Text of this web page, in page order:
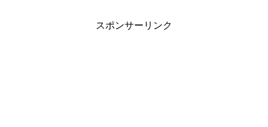
スポンサーリンク